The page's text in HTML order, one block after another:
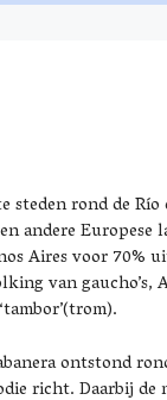
steden rond de
andere
Aires voor 70%
van gaucho’s,
ontstond
richt. Daarbij